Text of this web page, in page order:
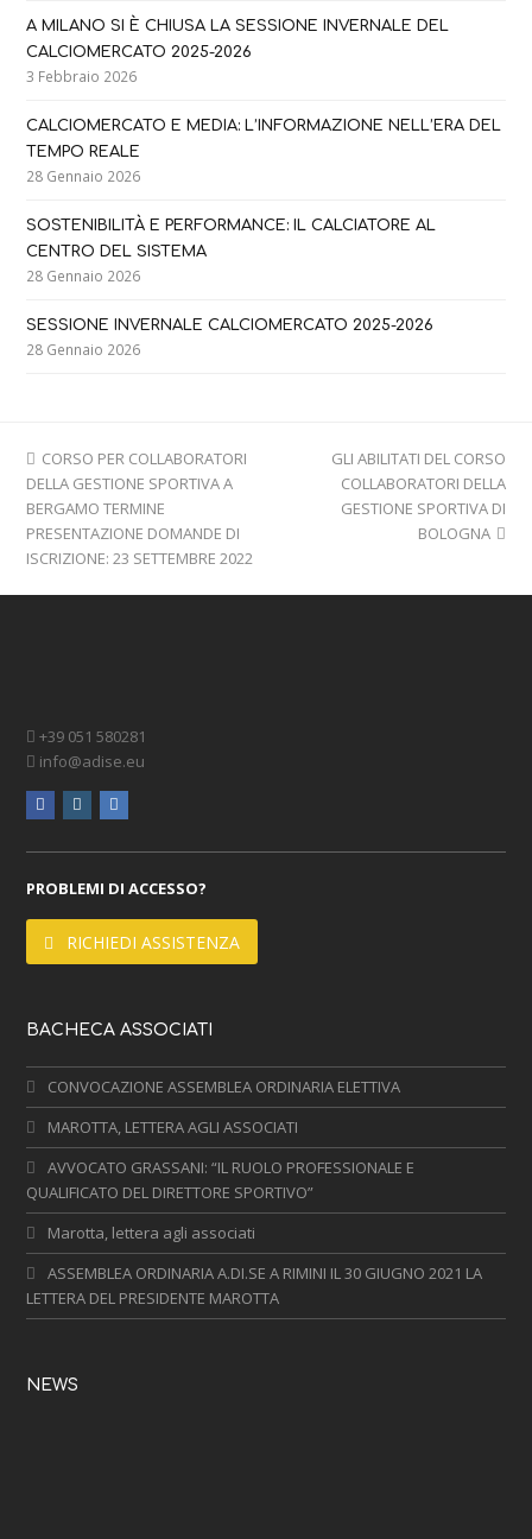
A MILANO SI È CHIUSA LA SESSIONE INVERNALE DEL
CALCIOMERCATO 2025-2026
3 Febbraio 2026
CALCIOMERCATO E MEDIA: L’INFORMAZIONE NELL’ERA DEL
TEMPO REALE
28 Gennaio 2026
SOSTENIBILITÀ E PERFORMANCE: IL CALCIATORE AL
CENTRO DEL SISTEMA
28 Gennaio 2026
SESSIONE INVERNALE CALCIOMERCATO 2025-2026
28 Gennaio 2026
previous
post:
CORSO PER COLLABORATORI
DELLA GESTIONE SPORTIVA A
BERGAMO TERMINE
PRESENTAZIONE DOMANDE DI
ISCRIZIONE: 23 SETTEMBRE 2022
next
post:
GLI ABILITATI DEL CORSO
COLLABORATORI DELLA
GESTIONE SPORTIVA DI
BOLOGNA
+39 051 580281
info@adise.eu
facebookinstagram
PROBLEMI DI ACCESSO?
RICHIEDI ASSISTENZA
BACHECA ASSOCIATI
CONVOCAZIONE ASSEMBLEA ORDINARIA ELETTIVA
MAROTTA, LETTERA AGLI ASSOCIATI
AVVOCATO GRASSANI: “IL RUOLO PROFESSIONALE E
QUALIFICATO DEL DIRETTORE SPORTIVO”
Marotta, lettera agli associati
ASSEMBLEA ORDINARIA A.DI.SE A RIMINI IL 30 GIUGNO 2021 LA
LETTERA DEL PRESIDENTE MAROTTA
NEWS